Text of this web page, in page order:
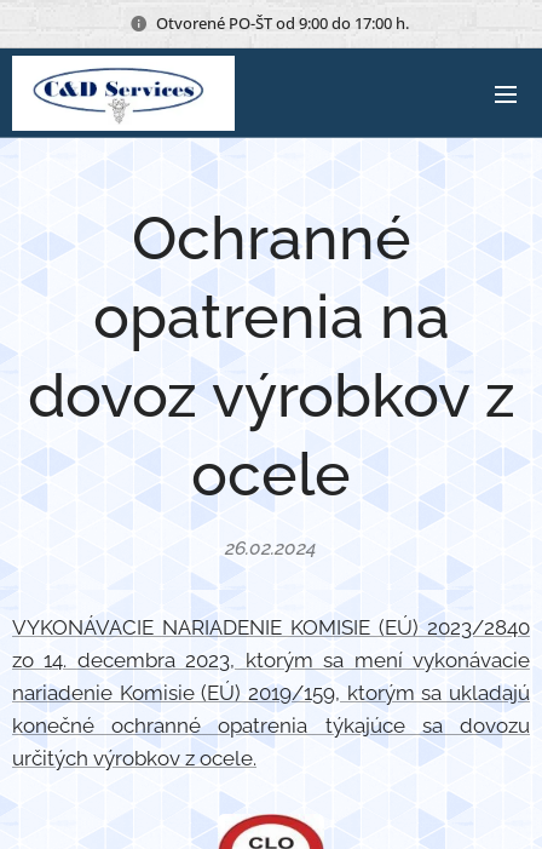
Otvorené PO-ŠT od 9:00 do 17:00 h.
Ochranné
opatrenia na
dovoz výrobkov z
ocele
26.02.2024
VYKONÁVACIE NARIADENIE KOMISIE (EÚ) 2023/2840
zo 14. decembra 2023, ktorým sa mení vykonávacie
nariadenie Komisie (EÚ) 2019/159, ktorým sa ukladajú
konečné ochranné opatrenia týkajúce sa dovozu
určitých výrobkov z ocele.